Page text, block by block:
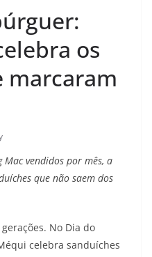
os
marcaram
Mac vendidos por mês, a
que não saem dos
No Dia do
celebra sanduíches